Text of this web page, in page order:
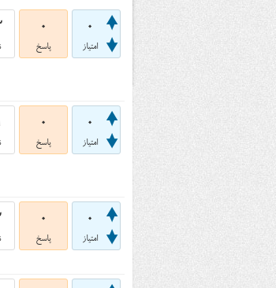
0
امتیاز
0
پاسخ
0
امتیاز
0
پاسخ
0
امتیاز
0
پاسخ